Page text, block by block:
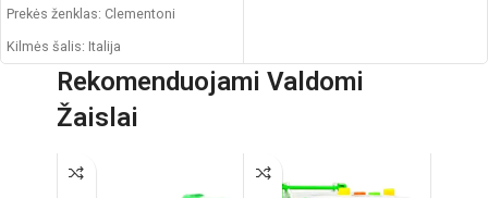
Prekės ženklas: Clementoni
Kilmės šalis: Italija
Pakuotės išmatavimai: 21 x 15 x 28
mėnesių
Dalių skaičius: 10
Rekomenduojami Valdomi
Žaislai